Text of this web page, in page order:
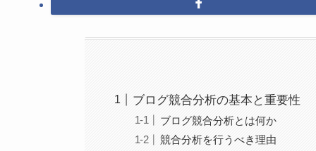
ブログ競合分析の基本と重要性
ブログ競合分析とは何か
競合分析を行うべき理由